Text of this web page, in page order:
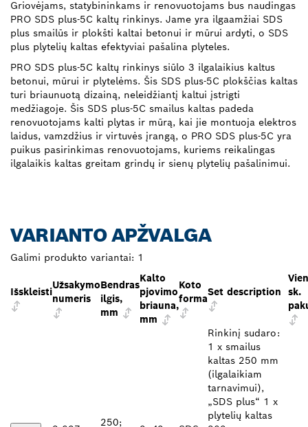
Griovėjams, statybininkams ir renovuotojams bus naudingas
PRO SDS plus-5C kaltų rinkinys. Jame yra ilgaamžiai SDS
plus smailūs ir plokšti kaltai betonui ir mūrui ardyti, o SDS
plus plytelių kaltas efektyviai pašalina plyteles.
PRO SDS plus-5C kaltų rinkinys siūlo 3 ilgalaikius kaltus
betonui, mūrui ir plytelėms. Šis SDS plus-5C plokščias kaltas
turi briaunuotą dizainą, neleidžiantį kaltui įstrigti
medžiagoje. Šis SDS plus-5C smailus kaltas padeda
renovuotojams kalti plytas ir mūrą, kai jie montuoja elektros
laidus, vamzdžius ir virtuvės įrangą, o PRO SDS plus-5C yra
puikus pasirinkimas renovuotojams, kuriems reikalingas
ilgalaikis kaltas greitam grindų ir sienų plytelių pašalinimui.
VARIANTO APŽVALGA
Galimi produkto variantai: 1
Išskleisti
Užsakymo
numeris
Bendras
ilgis,
mm
Kalto
pjovimo
briauna,
mm
Koto
forma
Set description
sk.
250;
Rinkinį sudaro:
1 x smailus
kaltas 250 mm
(ilgalaikiam
tarnavimui),
„SDS plus“ 1 x
plytelių kaltas